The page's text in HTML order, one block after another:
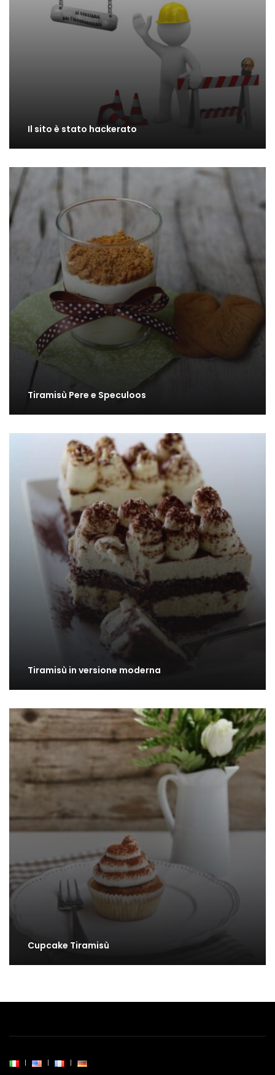
Il sito è stato hackerato
Tiramisù Pere e Speculoos
Tiramisù in versione moderna
Cupcake Tiramisù